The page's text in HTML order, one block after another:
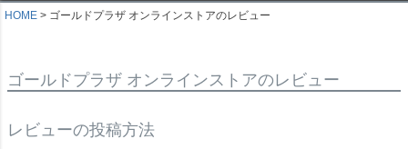
HOME ゴールドプラザ オンラインストアのレビュー
ゴールドプラザ オンラインストアのレビュー
レビューの投稿方法